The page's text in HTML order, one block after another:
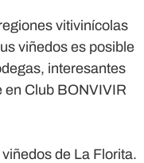
vitivinícolas
viñedos es posible
interesantes
en Club BONVIVIR
de La Florita.